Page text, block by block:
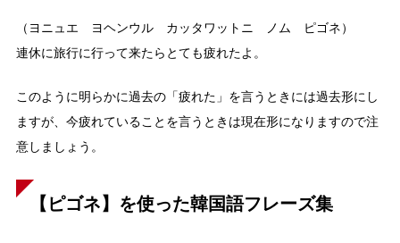
（ヨニュエ ヨヘンウル カッタワットニ ノム ピゴネ）
連休に旅行に行って来たらとても疲れたよ。
このように明らかに過去の「疲れた」を言うときには過去形にし
ますが、今疲れていることを言うときは現在形になりますので注
意しましょう。
【ピゴネ】を使った韓国語フレーズ集